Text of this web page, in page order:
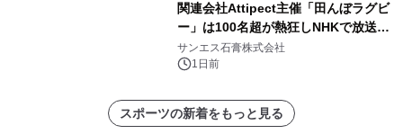
関連会社Attipect主催「田んぼラグビ
ー」は100名超が熱狂しNHKで放送さ
れました。
サンエス石膏株式会社
1日前
スポーツの新着をもっと見る